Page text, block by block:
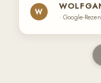
W
· Google-